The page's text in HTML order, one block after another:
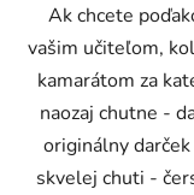
Ak chcete
vašim učiteľom,
kamarátom za
naozaj chutne -
originálny
skvelej chuti -